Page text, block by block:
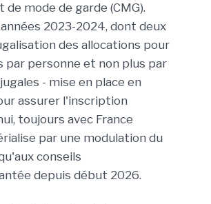
mode de garde (CMG).
2023-2024, dont deux
des allocations pour
par personne et non plus par
- mise en place en
assurer l'inscription
toujours avec France
par une modulation du
conseils
depuis début 2026.